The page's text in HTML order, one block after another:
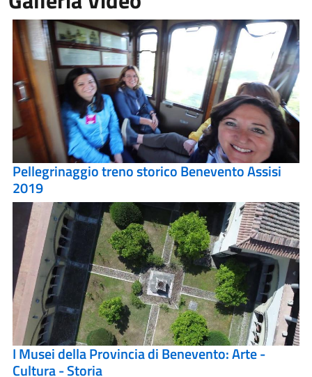
Pellegrinaggio treno storico Benevento Assisi
2019
I Musei della Provincia di Benevento: Arte -
Cultura - Storia